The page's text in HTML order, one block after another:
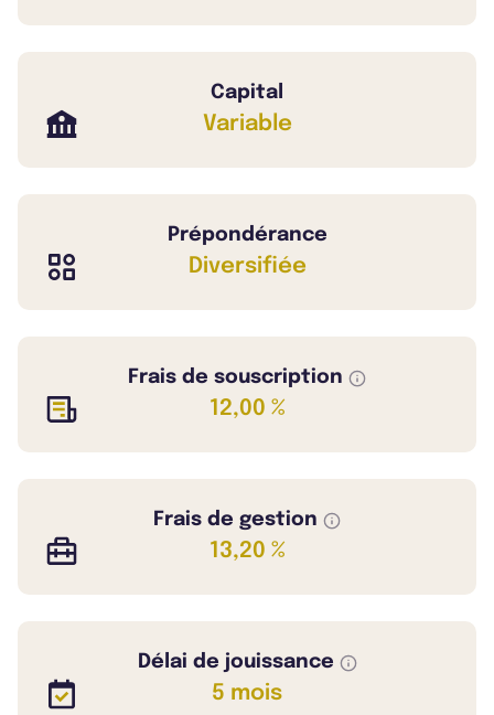
Capital
Variable
Prépondérance
Diversifiée
Frais de souscription
12,00 %
Frais de gestion
13,20 %
Délai de jouissance
5 mois